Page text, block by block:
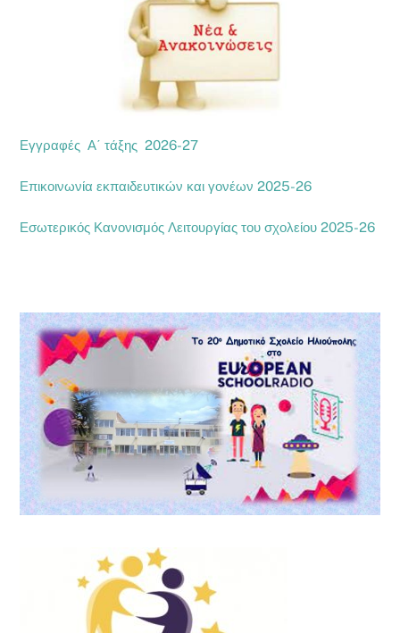
Εγγραφές Α΄ τάξης 2026-27
Επικοινωνία εκπαιδευτικών και γονέων 2025-26
Εσωτερικός Κανονισμός Λειτουργίας του σχολείου 2025-26